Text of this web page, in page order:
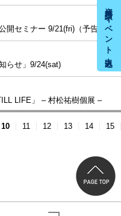
セミナー 9/21(fri)（予告）
らせ」9/24(sat)
LIFE」 – 村松祐樹個展 –
10 11 12 13 14 15
資料請求・イベント申込み